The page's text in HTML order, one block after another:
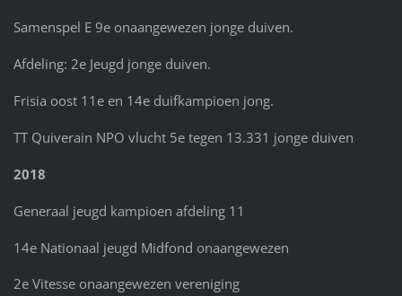
Samenspel E 9e onaangewezen jonge duiven.
Afdeling: 2e Jeugd jonge duiven.
Frisia oost 11e en 14e duifkampioen jong.
TT Quiverain NPO vlucht 5e tegen 13.331 jonge duiven
2018
Generaal jeugd kampioen afdeling 11
14e Nationaal jeugd Midfond onaangewezen
2e Vitesse onaangewezen vereniging